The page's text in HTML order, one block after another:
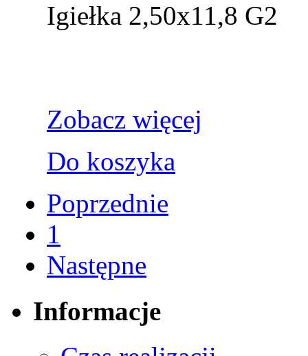
Igiełka 2,50x11,8 G2
Zobacz więcej
Do koszyka
Poprzednie
1
Następne
Informacje